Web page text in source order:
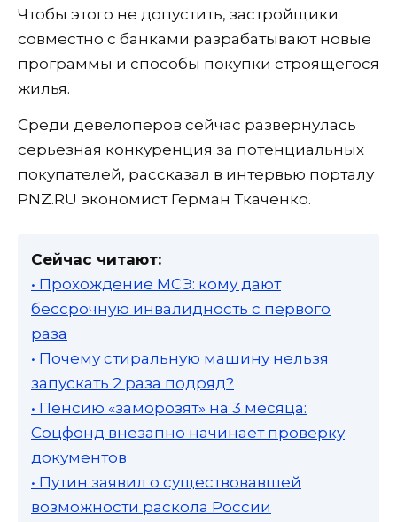
Чтобы этого не допустить, застройщики
совместно с банками разрабатывают новые
программы и способы покупки строящегося
жилья.
Среди девелоперов сейчас развернулась
серьезная конкуренция за потенциальных
покупателей, рассказал в интервью порталу
PNZ.RU экономист Герман Ткаченко.
Сейчас читают:
• Прохождение МСЭ: кому дают
бессрочную инвалидность с первого
раза
• Почему стиральную машину нельзя
запускать 2 раза подряд?
• Пенсию «заморозят» на 3 месяца:
Соцфонд внезапно начинает проверку
документов
• Путин заявил о существовавшей
возможности раскола России